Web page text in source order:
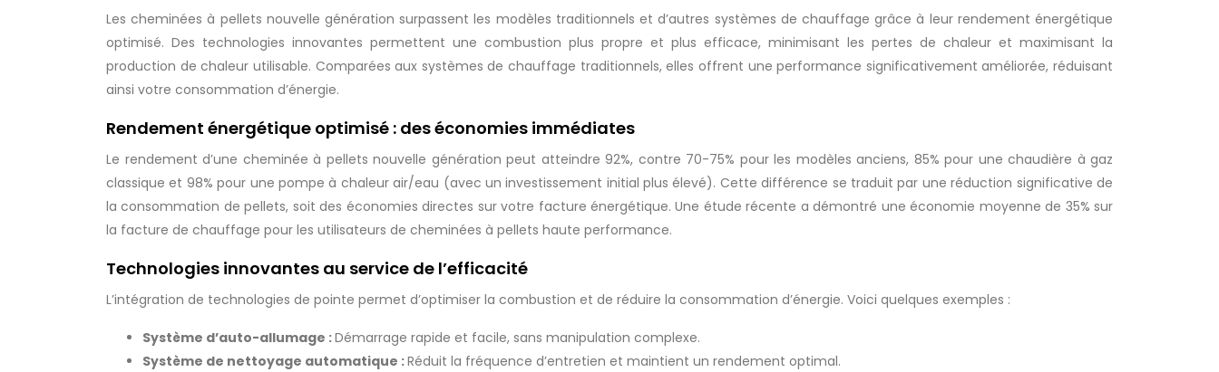
Les cheminées à pellets nouvelle génération surpassent les modèles traditionnels et d’autres systèmes de chauffage grâce à leur rendement énergétique
optimisé. Des technologies innovantes permettent une combustion plus propre et plus efficace, minimisant les pertes de chaleur et maximisant la
production de chaleur utilisable. Comparées aux systèmes de chauffage traditionnels, elles offrent une performance significativement améliorée, réduisant
ainsi votre consommation d’énergie.
Rendement énergétique optimisé : des économies immédiates
Le rendement d’une cheminée à pellets nouvelle génération peut atteindre 92%, contre 70-75% pour les modèles anciens, 85% pour une chaudière à gaz
classique et 98% pour une pompe à chaleur air/eau (avec un investissement initial plus élevé). Cette différence se traduit par une réduction significative de
la consommation de pellets, soit des économies directes sur votre facture énergétique. Une étude récente a démontré une économie moyenne de 35% sur
la facture de chauffage pour les utilisateurs de cheminées à pellets haute performance.
Technologies innovantes au service de l’efficacité
L’intégration de technologies de pointe permet d’optimiser la combustion et de réduire la consommation d’énergie. Voici quelques exemples :
Système d’auto-allumage :Démarrage rapide et facile, sans manipulation complexe.
Système de nettoyage automatique :Réduit la fréquence d’entretien et maintient un rendement optimal.